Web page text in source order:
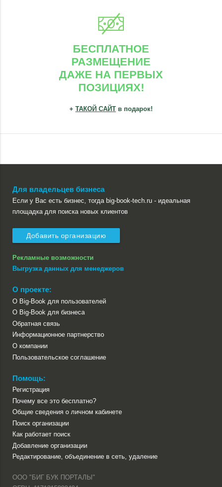
БЕСПЛАТНОЕ
РАЗМЕЩЕНИЕ
ДАЖЕ НА ПЕРВЫХ
ПОЗИЦИЯХ!
+ ТАКОЙ САЙТ в подарок!
Для владельцев бизнеса
Если у Вас есть бизнес, тогда big-book-tech.ru - идеальная
площадка для поиска новых клиентов
Добавить организацию
Рекламные возможности
Выгрузка данных для менеджеров
О проекте:
О Big-Book для пользователей
О Big-Book для бизнеса
Обратная связь
Информационное партнерство
О компании
Пользовательское соглашение
Помощь:
Регистрация
Почему все это бесплатно?
Общие сведения о личном кабинете
Поиск организации
Как работает поиск
Добавление организации
Редактирование, объединение в сеть, удаление
ООО "БИГ БУК ПОРТАЛЫ"